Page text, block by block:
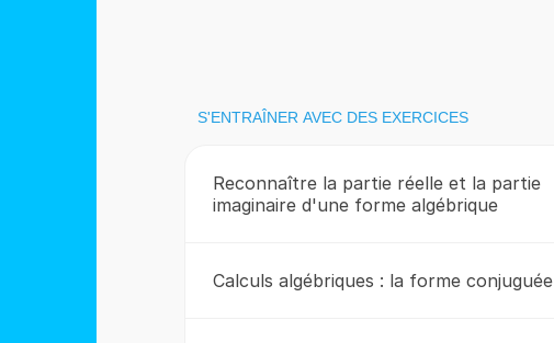
S'ENTRAÎNER AVEC DES EXERCICES
Reconnaître la partie réelle et la partie
imaginaire d'une forme algébrique
Calculs algébriques : la forme conjuguée